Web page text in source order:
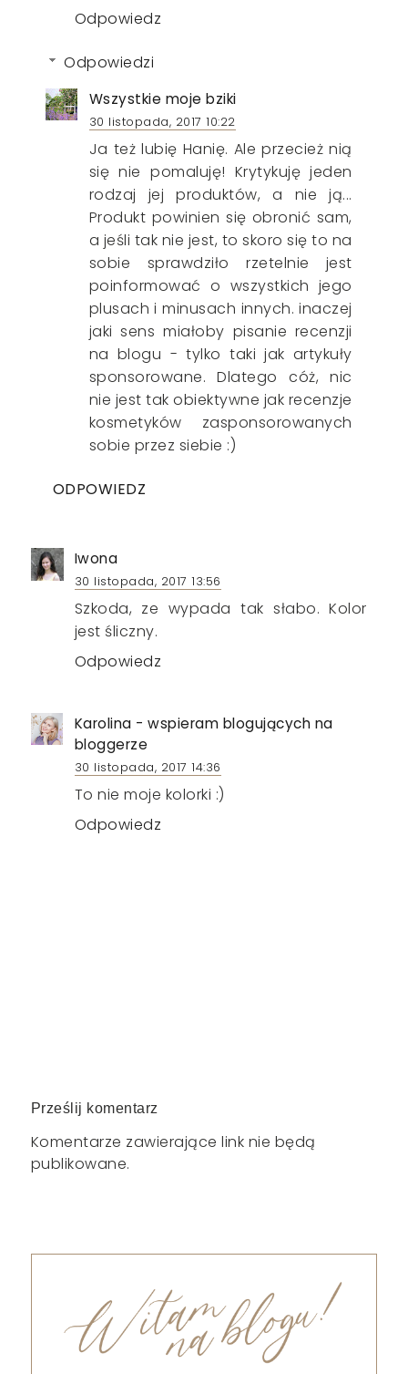
Odpowiedz
Odpowiedzi
Wszystkie moje bziki
30 listopada, 2017 10:22
Ja też lubię Hanię. Ale przecież nią
się nie pomaluję! Krytykuję jeden
rodzaj jej produktów, a nie ją...
Produkt powinien się obronić sam,
a jeśli tak nie jest, to skoro się to na
sobie sprawdziło rzetelnie jest
poinformować o wszystkich jego
plusach i minusach innych. inaczej
jaki sens miałoby pisanie recenzji
na blogu - tylko taki jak artykuły
sponsorowane. Dlatego cóż, nic
nie jest tak obiektywne jak recenzje
kosmetyków zasponsorowanych
sobie przez siebie :)
ODPOWIEDZ
Iwona
30 listopada, 2017 13:56
Szkoda, ze wypada tak słabo. Kolor
jest śliczny.
Odpowiedz
Karolina - wspieram blogujących na
bloggerze
30 listopada, 2017 14:36
To nie moje kolorki :)
Odpowiedz
Prześlij komentarz
Komentarze zawierające link nie będą
publikowane.